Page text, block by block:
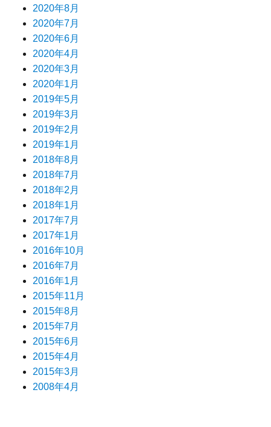
2020年8月
2020年7月
2020年6月
2020年4月
2020年3月
2020年1月
2019年5月
2019年3月
2019年2月
2019年1月
2018年8月
2018年7月
2018年2月
2018年1月
2017年7月
2017年1月
2016年10月
2016年7月
2016年1月
2015年11月
2015年8月
2015年7月
2015年6月
2015年4月
2015年3月
2008年4月